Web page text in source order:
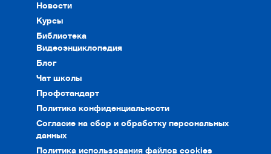
Новости
Курсы
Библиотека
Видеоэнциклопедия
Блог
Чат школы
Профстандарт
Политика конфиденциальности
Согласие на сбор и обработку персональных
данных
Политика использования файлов cookies